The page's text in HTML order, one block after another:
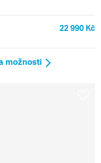
22 990 Kč
možnosti